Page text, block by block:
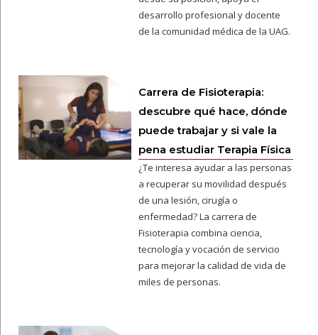
desarrollo profesional y docente
de la comunidad médica de la UAG.
Carrera de Fisioterapia:
descubre qué hace, dónde
puede trabajar y si vale la
pena estudiar Terapia Física
¿Te interesa ayudar a las personas
a recuperar su movilidad después
de una lesión, cirugía o
enfermedad? La carrera de
Fisioterapia combina ciencia,
tecnología y vocación de servicio
para mejorar la calidad de vida de
miles de personas.